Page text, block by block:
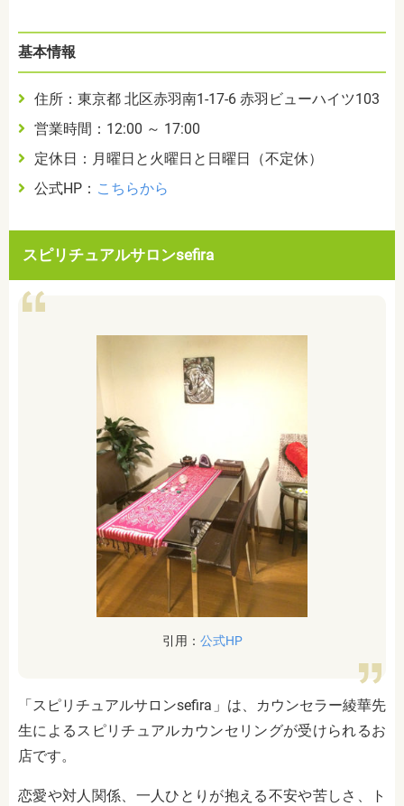
基本情報
住所：東京都 北区赤羽南1-17-6 赤羽ビューハイツ103
営業時間：12:00 ～ 17:00
定休日：月曜日と火曜日と日曜日（不定休）
公式HP： こちらから
スピリチュアルサロンsefira
引用： 公式HP
「スピリチュアルサロンsefira」は、
カウンセラー綾華先
生によるスピリチュアルカウンセリングが受けられるお
店です。
恋愛や対人関係、一人ひとりが抱える不安や苦しさ、ト